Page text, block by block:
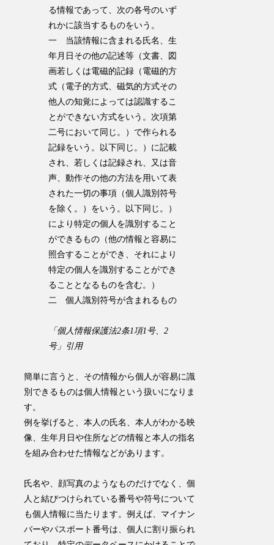
る情報であって、次の各号のいず
れかに該当するものをいう。
一 当該情報に含まれる氏名、生
年月日その他の記述等（文書、図
画若しくは電磁的記録（電磁的方
式（電子的方式、磁気的方式その
他人の知覚によっては認識するこ
とができない方式をいう。次項第
二号において同じ。）で作られる
記録をいう。以下同じ。）に記載
され、若しくは記録され、又は音
声、動作その他の方法を用いて表
された一切の事項（個人識別符号
を除く。）をいう。以下同じ。）
により特定の個人を識別すること
ができるもの（他の情報と容易に
照合することができ、それにより
特定の個人を識別することができ
ることとなるものを含む。）
二 個人識別符号が含まれるもの
「個人情報保護法2条1項1号、2
号」引用
簡単に言うと、 その情報から個人が容易に識
別できるものは個人情報という扱いになりま
す。
例を挙げると、本人の氏名、本人がわかる映
像、生年月日や住所などの情報と本人の指名
を組み合わせた情報などがあります。
氏名や、顔写真のようなものだけでなく、個
人と結びつけられている番号や符号について
も個人情報に当たります。例えば、マイナン
バーやパスポート番号は、個人に割り振られ